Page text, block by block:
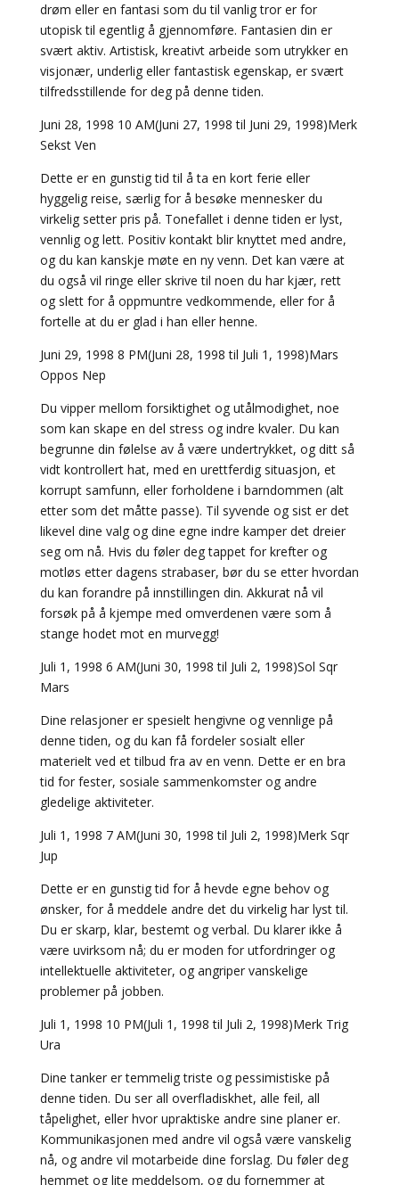
drøm eller en fantasi som du til vanlig tror er for
utopisk til egentlig å gjennomføre. Fantasien din er
svært aktiv. Artistisk, kreativt arbeide som utrykker en
visjonær, underlig eller fantastisk egenskap, er svært
tilfredsstillende for deg på denne tiden.
Juni 28, 1998 10 AM(Juni 27, 1998 til Juni 29, 1998)Merk
Sekst Ven
Dette er en gunstig tid til å ta en kort ferie eller
hyggelig reise, særlig for å besøke mennesker du
virkelig setter pris på. Tonefallet i denne tiden er lyst,
vennlig og lett. Positiv kontakt blir knyttet med andre,
og du kan kanskje møte en ny venn. Det kan være at
du også vil ringe eller skrive til noen du har kjær, rett
og slett for å oppmuntre vedkommende, eller for å
fortelle at du er glad i han eller henne.
Juni 29, 1998 8 PM(Juni 28, 1998 til Juli 1, 1998)Mars
Oppos Nep
Du vipper mellom forsiktighet og utålmodighet, noe
som kan skape en del stress og indre kvaler. Du kan
begrunne din følelse av å være undertrykket, og ditt så
vidt kontrollert hat, med en urettferdig situasjon, et
korrupt samfunn, eller forholdene i barndommen (alt
etter som det måtte passe). Til syvende og sist er det
likevel dine valg og dine egne indre kamper det dreier
seg om nå. Hvis du føler deg tappet for krefter og
motløs etter dagens strabaser, bør du se etter hvordan
du kan forandre på innstillingen din. Akkurat nå vil
forsøk på å kjempe med omverdenen være som å
stange hodet mot en murvegg!
Juli 1, 1998 6 AM(Juni 30, 1998 til Juli 2, 1998)Sol Sqr
Mars
Dine relasjoner er spesielt hengivne og vennlige på
denne tiden, og du kan få fordeler sosialt eller
materielt ved et tilbud fra av en venn. Dette er en bra
tid for fester, sosiale sammenkomster og andre
gledelige aktiviteter.
Juli 1, 1998 7 AM(Juni 30, 1998 til Juli 2, 1998)Merk Sqr
Jup
Dette er en gunstig tid for å hevde egne behov og
ønsker, for å meddele andre det du virkelig har lyst til.
Du er skarp, klar, bestemt og verbal. Du klarer ikke å
være uvirksom nå; du er moden for utfordringer og
intellektuelle aktiviteter, og angriper vanskelige
problemer på jobben.
Juli 1, 1998 10 PM(Juli 1, 1998 til Juli 2, 1998)Merk Trig
Ura
Dine tanker er temmelig triste og pessimistiske på
denne tiden. Du ser all overfladiskhet, alle feil, all
tåpelighet, eller hvor upraktiske andre sine planer er.
Kommunikasjonen med andre vil også være vanskelig
nå, og andre vil motarbeide dine forslag. Du føler deg
hemmet og lite meddelsom, og du fornemmer at